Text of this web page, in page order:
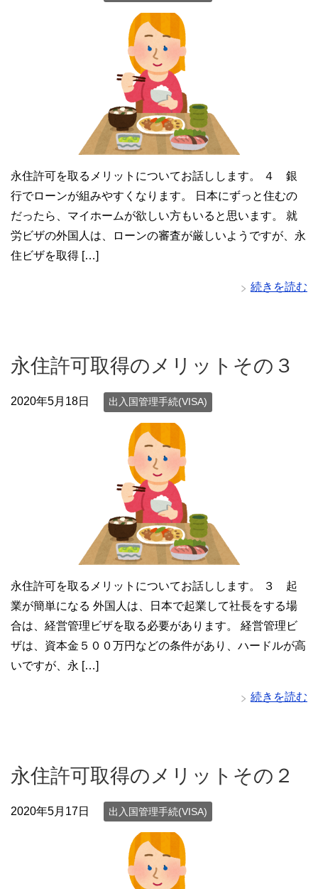
永住許可を取るメリットについてお話しします。 ４ 銀
行でローンが組みやすくなります。 日本にずっと住むの
だったら、マイホームが欲しい方もいると思います。 就
労ビザの外国人は、ローンの審査が厳しいようですが、永
住ビザを取得 […]
続きを読む
永住許可取得のメリットその３
2020年5月18日 出入国管理手続(VISA)
永住許可を取るメリットについてお話しします。 ３ 起
業が簡単になる 外国人は、日本で起業して社長をする場
合は、経営管理ビザを取る必要があります。 経営管理ビ
ザは、資本金５００万円などの条件があり、ハードルが高
いですが、永 […]
続きを読む
永住許可取得のメリットその２
2020年5月17日 出入国管理手続(VISA)